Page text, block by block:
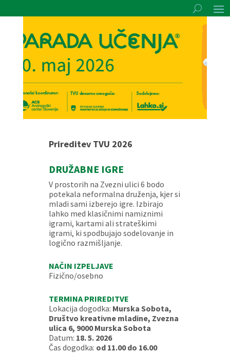
Prireditev TVU 2026
DRUŽABNE IGRE
V prostorih na Zvezni ulici 6 bodo
potekala neformalna druženja, kjer si
mladi sami izberejo igre. Izbirajo
lahko med klasičnimi namiznimi
igrami, kartami ali strateškimi
igrami, ki spodbujajo sodelovanje in
logično razmišljanje.
NAČIN IZPELJAVE
Fizično/osebno
TERMINA PRIREDITVE
Lokacija dogodka: Murska Sobota,
Društvo kreativne mladine, Zvezna
ulica 6, 9000 Murska Sobota
Datum: 18. 5. 2026
Čas dogodka: od 11.00 do 16.00